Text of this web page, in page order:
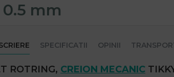
mm
SPECIFICATII OPINII
ROTRING, CREION MECANIC